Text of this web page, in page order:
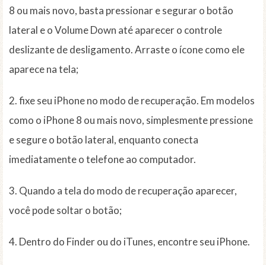
8 ou mais novo, basta pressionar e segurar o botão
lateral e o Volume Down até aparecer o controle
deslizante de desligamento. Arraste o ícone como ele
aparece na tela;
2. fixe seu iPhone no modo de recuperação. Em modelos
como o iPhone 8 ou mais novo, simplesmente pressione
e segure o botão lateral, enquanto conecta
imediatamente o telefone ao computador.
3. Quando a tela do modo de recuperação aparecer,
você pode soltar o botão;
4. Dentro do Finder ou do iTunes, encontre seu iPhone.